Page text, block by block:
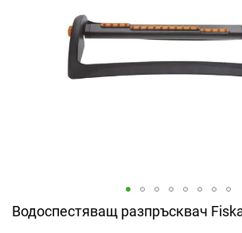
Водоспестяващ разпръсквач
Преминете